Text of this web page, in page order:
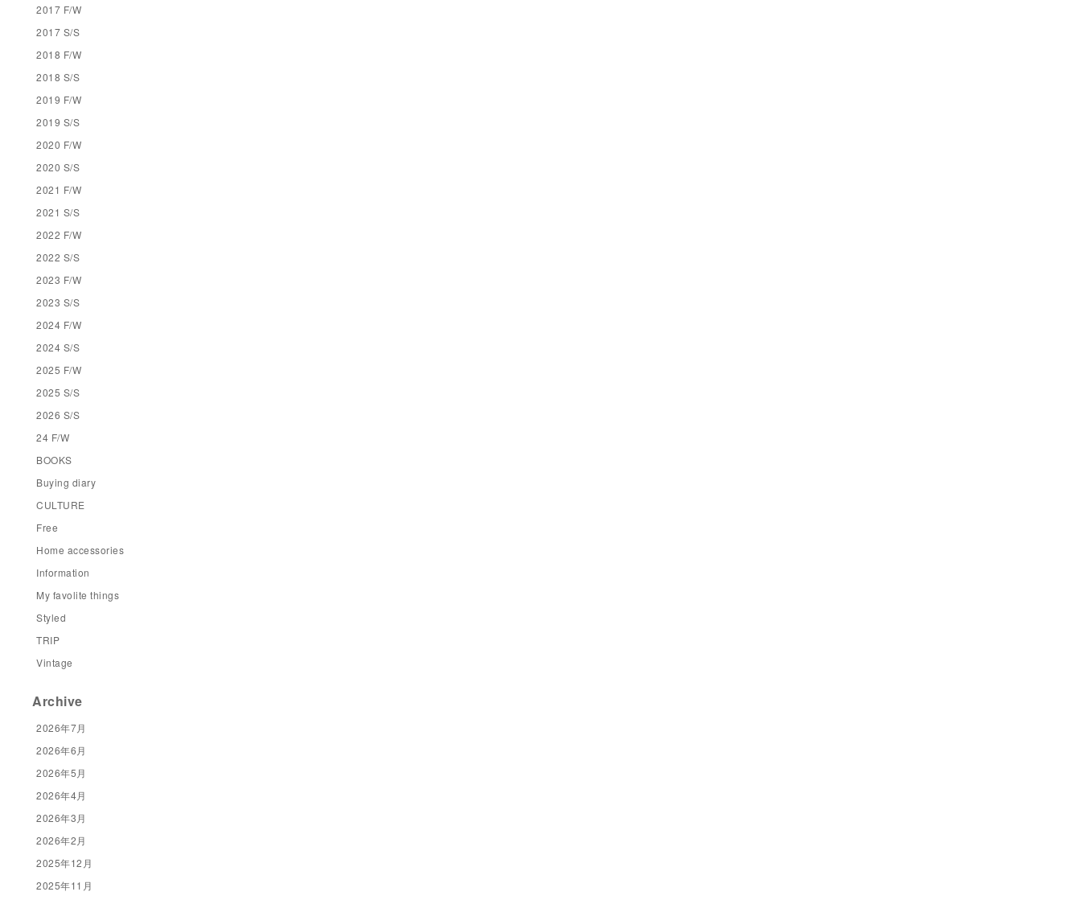
2017 F/W
2017 S/S
2018 F/W
2018 S/S
2019 F/W
2019 S/S
2020 F/W
2020 S/S
2021 F/W
2021 S/S
2022 F/W
2022 S/S
2023 F/W
2023 S/S
2024 F/W
2024 S/S
2025 F/W
2025 S/S
2026 S/S
24 F/W
BOOKS
Buying diary
CULTURE
Free
Home accessories
Information
My favolite things
Styled
TRIP
Vintage
Archive
2026年7月
2026年6月
2026年5月
2026年4月
2026年3月
2026年2月
2025年12月
2025年11月